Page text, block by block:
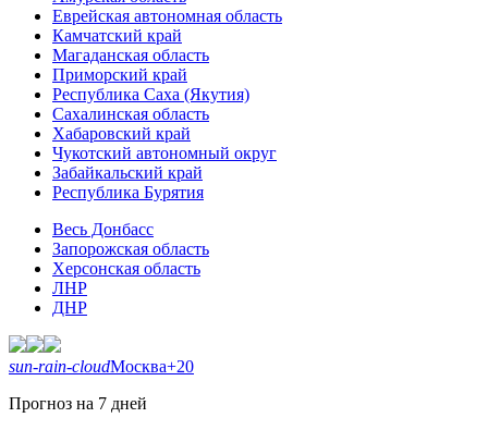
Еврейская автономная область
Камчатский край
Магаданская область
Приморский край
Республика Саха (Якутия)
Сахалинская область
Хабаровский край
Чукотский автономный округ
Забайкальский край
Республика Бурятия
Весь Донбасс
Запорожская область
Херсонская область
ЛНР
ДНР
sun-rain-cloudМосква+20
Прогноз на 7 дней